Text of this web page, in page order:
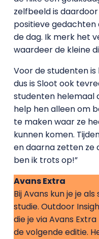
zelfbeeld is
positieve gedachten
de dag. Ik merk het
waardeer de kleine
Voor de studenten
dus is Sloot ook
studenten helemaal
help hen alleen om
te maken waar ze
kunnen komen.
en daarna zetten ze
ben ik trots op!”
Avans Extra
Bij Avans kun je je
studie. Outdoor
die je via Avans
de volgende editie.